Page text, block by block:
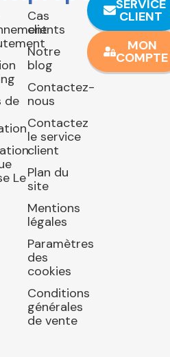
de
Le
Cas
clients
Notre
blog
Contactez-
nous
Contactez
le service
client
Plan du
site
Mentions
légales
Paramètres
des
cookies
Conditions
générales
de vente
SERVICE
CLIENT
MON
COMPTE